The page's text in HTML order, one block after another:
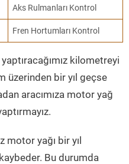
Aks Rulmanları Kontrol
Fren Hortumları Kontrol
kilometreyi
üzerinden bir yıl geçse
aracımıza motor yağ
motor yağı bir yıl
Bu durumda